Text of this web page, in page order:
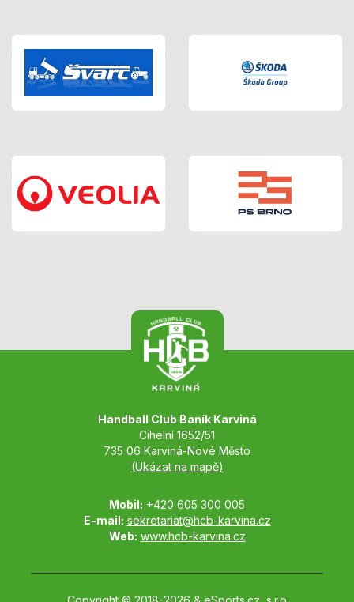
Handball Club Baník Karviná
Cihelní 1652/51
735 06 Karviná-Nové Město
(Ukázat na mapě)
Mobil: +420 605 300 005
E-mail: sekretariat@hcb-karvina.cz
Web: www.hcb-karvina.cz